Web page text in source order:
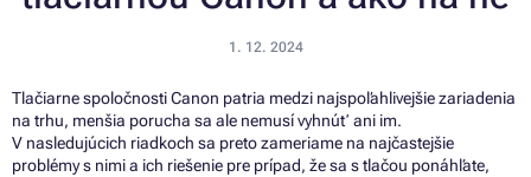
1. 12. 2024
Tlačiarne spoločnosti Canon patria medzi najspoľahlivejšie zariadenia
na trhu, menšia porucha sa ale nemusí vyhnúť ani im.
V nasledujúcich riadkoch sa preto zameriame na najčastejšie
problémy s nimi a ich riešenie pre prípad, že sa s tlačou ponáhľate,